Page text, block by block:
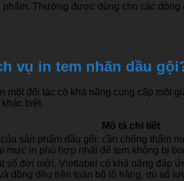
Thường được dùng cho các
vụ in tem nhãn dầu
đối tác có khả năng cung cấp một
biệt.
Mô tả chi tiết
sản phẩm dầu gội: cần chống
mực in phù hợp nhất để tem không bị
đời mới, Vietlabel có khả năng đáp
đồng đều trên toàn bộ lô hàng, dù số